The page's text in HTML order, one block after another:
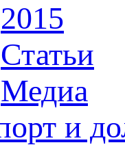
2015
Статьи
Медиа
и